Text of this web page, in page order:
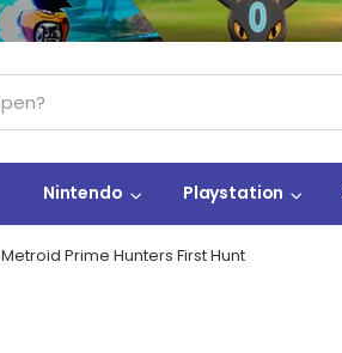
Nintendo Playstation
Metroid Prime Hunters First Hunt